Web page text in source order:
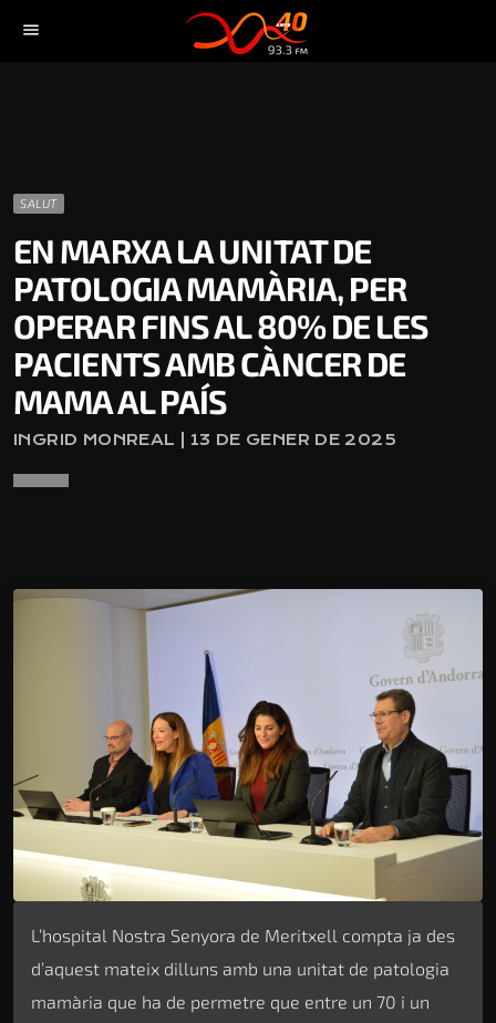
menu
SALUT
EN MARXA LA UNITAT DE
PATOLOGIA MAMÀRIA, PER
OPERAR FINS AL 80% DE LES
PACIENTS AMB CÀNCER DE
MAMA AL PAÍS
INGRID MONREAL | 13 DE GENER DE 2025
L’hospital Nostra Senyora de Meritxell compta ja des
d’aquest mateix dilluns amb una unitat de patologia
mamària que ha de permetre que entre un 70 i un